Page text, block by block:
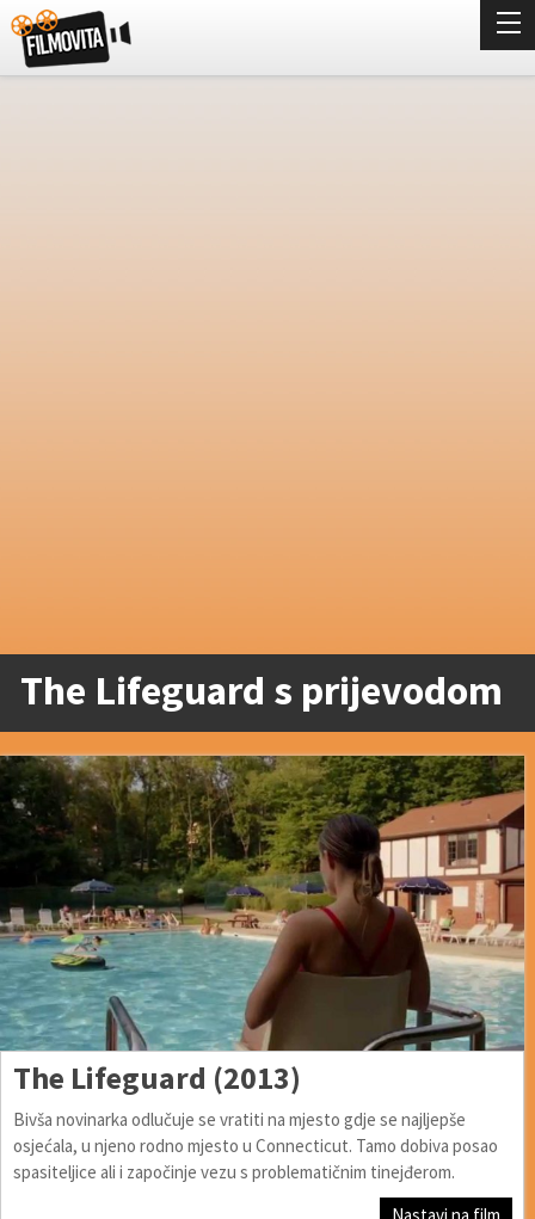
The Lifeguard s prijevodom
The Lifeguard (2013)
Bivša novinarka odlučuje se vratiti na mjesto gdje se najljepše
osjećala, u njeno rodno mjesto u Connecticut. Tamo dobiva posao
spasiteljice ali i započinje vezu s problematičnim tinejđerom.